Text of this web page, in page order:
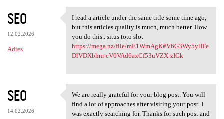
SEO
12.02.2026
Adres
I read a article under the
I read a article under the same title some time ago,
but this articles quality is much, much better. How
you do this.. situs toto slot
https://mega.nz/file/mE1WmAgK#V6G3Wy5ylIFe
DlVDXbhm-cV0VAd6axCf53uVZX-zIGk
SEO
14.02.2026
We are really grateful for
We are really grateful for your blog post. You will
find a lot of approaches after visiting your post. I
was exactly searching for. Thanks for such post and